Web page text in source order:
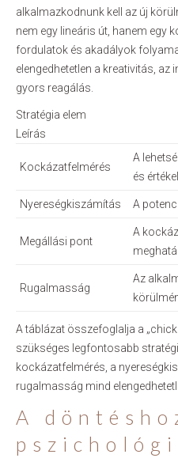
alkalmazkodnunk kell az új
nem egy lineáris út, hanem egy
fordulatok és akadályok
elengedhetetlen a kreativitás,
gyors reagálás.
Stratégia elem
Leírás
Kockázatfelmérés
A
és
Nyereségkiszámítás A
Megállási pont
A
Rugalmasság
Az
A táblázat összefoglalja a
szükséges legfontosabb
kockázatfelmérés, a
rugalmasság mind
A